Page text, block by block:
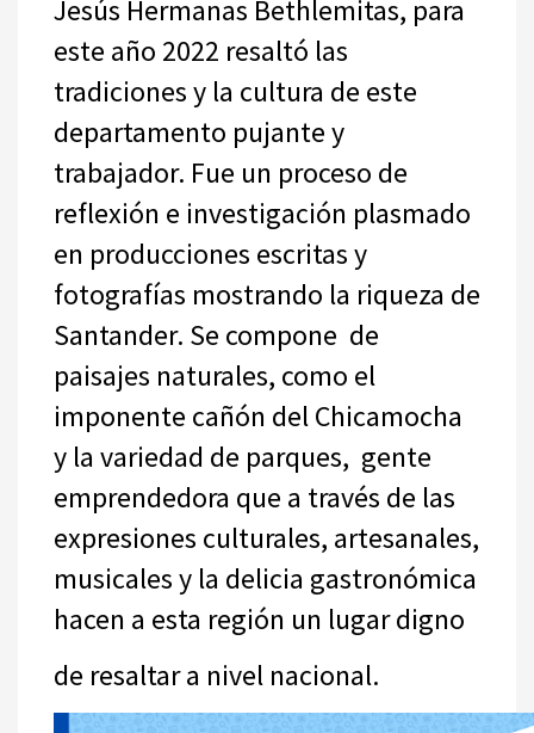
Jesús Hermanas Bethlemitas, para
este año 2022 resaltó las
tradiciones y la cultura de este
departamento pujante y
trabajador. Fue un proceso de
reflexión e investigación plasmado
en producciones escritas y
fotografías mostrando la riqueza de
Santander. Se compone de
paisajes naturales, como el
imponente cañón del Chicamocha
y la variedad de parques, gente
emprendedora que a través de las
expresiones culturales, artesanales,
musicales y la delicia gastronómica
hacen a esta región un lugar digno
de resaltar a nivel nacional.